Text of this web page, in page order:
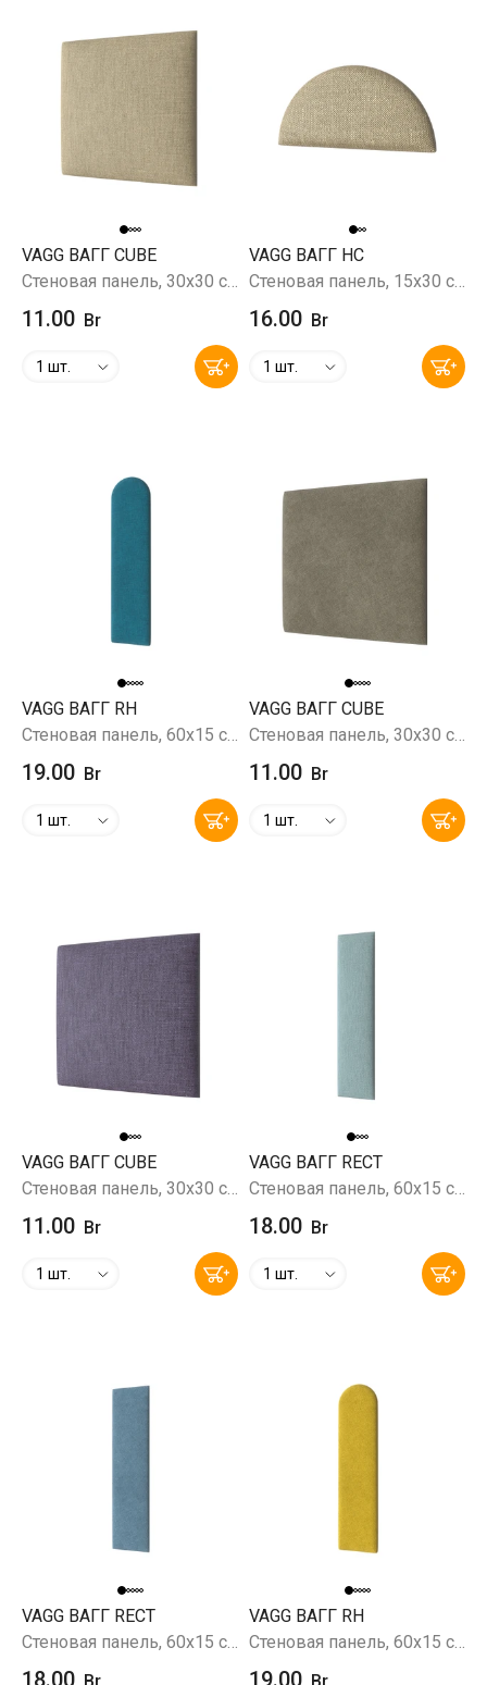
VAGG ВАГГ CUBE
Стеновая панель, 30х30 см, Savana 17 (бежевый)
11.00 Br
1 шт.
VAGG ВАГГ HC
Стеновая панель, 15х30 см, Savana 17 (бежевый)
16.00 Br
1 шт.
VAGG ВАГГ RH
Стеновая панель, 60х15 см, Prince Petrol (бирюзовый)
19.00 Br
1 шт.
VAGG ВАГГ CUBE
Стеновая панель, 30х30 см, Prince Taupe (темно-бежевый)
11.00 Br
1 шт.
VAGG ВАГГ CUBE
Стеновая панель, 30х30 см, Savana 69 (фиолетовый)
11.00 Br
1 шт.
VAGG ВАГГ RECT
Стеновая панель, 60х15 см, Savana 72 (мятный)
18.00 Br
1 шт.
VAGG ВАГГ RECT
Стеновая панель, 60х15 см, Prince Jeans (серо-голубой)
18.00
VAGG ВАГГ RH
Стеновая панель, 60х15 см, желтый
19.00